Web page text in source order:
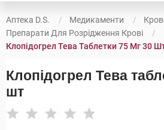
Аптека D.S. Медикаменти
Препарати Для Розрідження Крові
Клопідогрел Тева Таблетки 75 Мг 30
Клопідогрел Тева
шт